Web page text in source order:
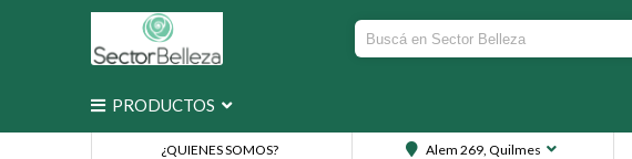
PRODUCTOS
¿QUIENES SOMOS? Alem 269, Quilmes